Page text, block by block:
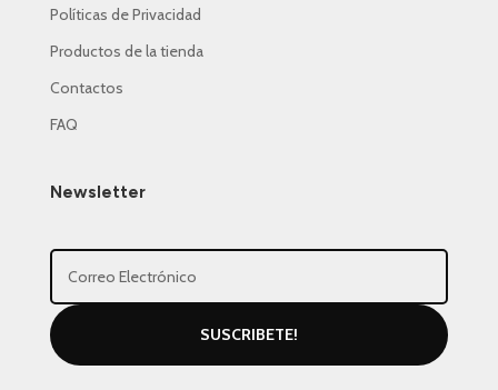
Políticas de Privacidad
Productos de la tienda
Contactos
FAQ
Newsletter
SUSCRIBETE!